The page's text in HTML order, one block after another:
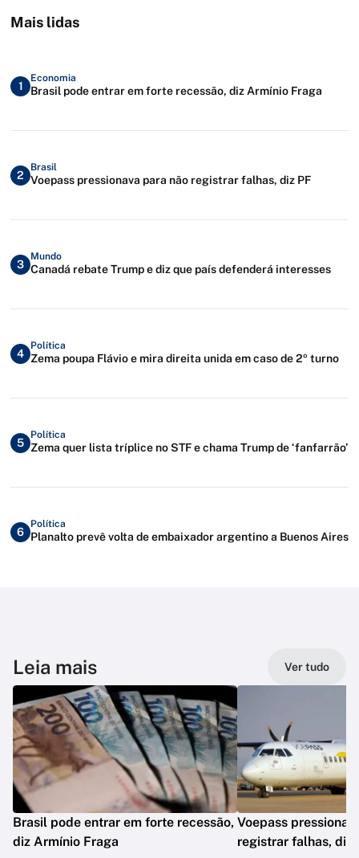
Mais lidas
1
Economia
Brasil pode entrar em forte recessão, diz Armínio Fraga
2
Brasil
Voepass pressionava para não registrar falhas, diz PF
3
Mundo
Canadá rebate Trump e diz que país defenderá interesses
4
Política
Zema poupa Flávio e mira direita unida em caso de 2º turno
5
Política
Zema quer lista tríplice no STF e chama Trump de ‘fanfarrão’
6
Política
Planalto prevê volta de embaixador argentino a Buenos Aires
Leia mais Ver tudo
Brasil pode entrar em forte recessão,
diz Armínio Fraga
Voepass
registrar falhas, diz